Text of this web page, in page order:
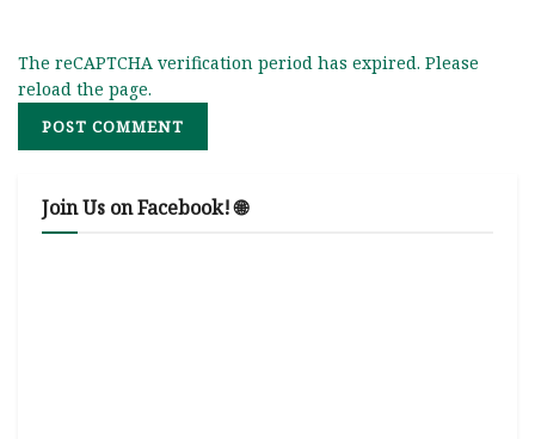
The reCAPTCHA verification period has expired. Please
reload the page.
Join Us on Facebook! 🌐